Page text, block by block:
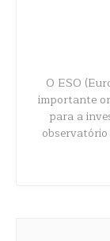
O ESO
importante
para a